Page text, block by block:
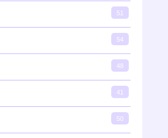
51
54
48
41
50